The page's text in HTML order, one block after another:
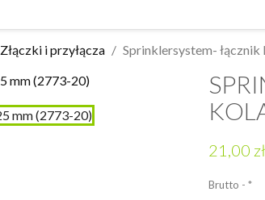
Złączki i przyłącza Sprinklersystem-
21,00 zł
Brutto *